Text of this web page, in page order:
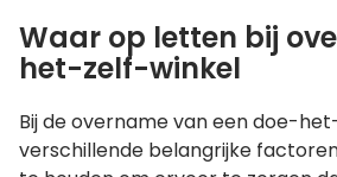
Waar op letten bij
het-zelf-winkel
Bij de overname van een doe-
verschillende belangrijke